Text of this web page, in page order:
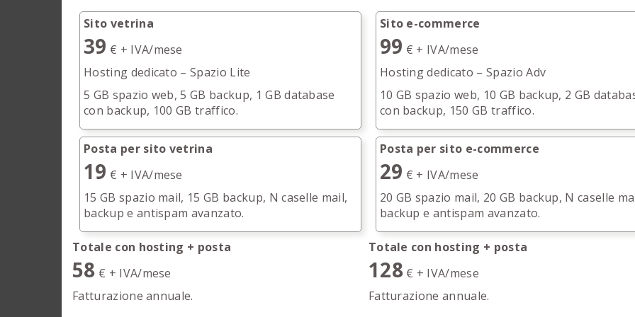
Sito vetrina
39 € + IVA/mese
Hosting dedicato – Spazio Lite
5 GB spazio web, 5 GB backup, 1 GB database
con backup, 100 GB traffico.
Posta per sito vetrina
19 € + IVA/mese
15 GB spazio mail, 15 GB backup, N caselle mail,
backup e antispam avanzato.
Totale con hosting + posta
58 € + IVA/mese
Fatturazione annuale.
Sito e-commerce
99 € + IVA/mese
Hosting dedicato – Spazio Adv
10 GB spazio web, 10 GB backup, 2 GB
con backup, 150 GB traffico.
Posta per sito e-commerce
29 € + IVA/mese
20 GB spazio mail, 20 GB backup, N caselle
backup e antispam avanzato.
Totale con hosting + posta
128€ + IVA/mese
Fatturazione annuale.